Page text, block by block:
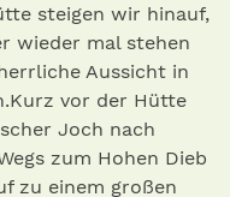
steigen wir hinauf,
wieder mal stehen
Aussicht in
vor der Hütte
Joch nach
zum Hohen Dieb
zu einem großen